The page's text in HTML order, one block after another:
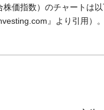
株価指数）のチャートは
』より引用）